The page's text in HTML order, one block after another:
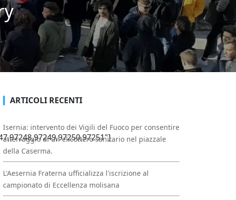
ARTICOLI RECENTI
Isernia: intervento dei Vigili del Fuoco per consentire
atterraggio di un elicottero sanitario nel piazzale
della Caserma.
L'Aesernia Fraterna ufficializza l'iscrizione al
campionato di Eccellenza molisana